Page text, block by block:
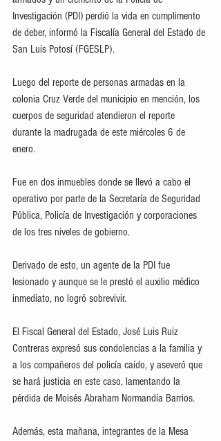
Investigación (PDI) perdió la vida en cumplimento
de deber, informó la Fiscalía General del Estado de
San Luis Potosí (FGESLP).
Luego del reporte de personas armadas en la
colonia Cruz Verde del municipio en mención, los
cuerpos de seguridad atendieron el reporte
durante la madrugada de este miércoles 6 de
enero.
Fue en dos inmuebles donde se llevó a cabo el
operativo por parte de la Secretaría de Seguridad
Pública, Policía de Investigación y corporaciones
de los tres niveles de gobierno.
Derivado de esto, un agente de la PDI fue
lesionado y aunque se le prestó el auxilio médico
inmediato, no logró sobrevivir.
El Fiscal General del Estado, José Luis Ruiz
Contreras expresó sus condolencias a la familia y
a los compañeros del policía caído, y aseveró que
se hará justicia en este caso, lamentando la
pérdida de Moisés Abraham Normandía Barrios.
Además, esta mañana, integrantes de la Mesa